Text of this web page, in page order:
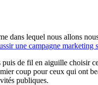
dans lequel nous allons
une campagne marketing
puis de fil en aiguille choisir
coup pour ceux qui ont
publiques.